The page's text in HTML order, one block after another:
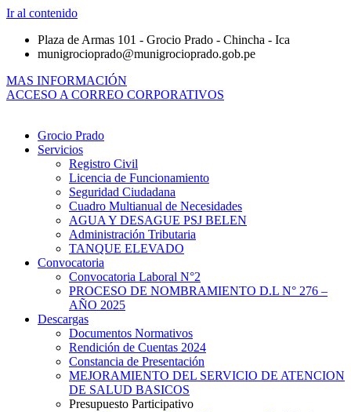
Ir al contenido
Plaza de Armas 101 - Grocio Prado - Chincha - Ica
munigrocioprado@munigrocioprado.gob.pe
MAS INFORMACIÓN
ACCESO A CORREO CORPORATIVOS
Grocio Prado
Servicios
Registro Civil
Licencia de Funcionamiento
Seguridad Ciudadana
Cuadro Multianual de Necesidades
AGUA Y DESAGUE PSJ BELEN
Administración Tributaria
TANQUE ELEVADO
Convocatoria
Convocatoria Laboral N°2
PROCESO DE NOMBRAMIENTO D.L N° 276 –
AÑO 2025
Descargas
Documentos Normativos
Rendición de Cuentas 2024
Constancia de Presentación
MEJORAMIENTO DEL SERVICIO DE ATENCION
DE SALUD BASICOS
Presupuesto Participativo